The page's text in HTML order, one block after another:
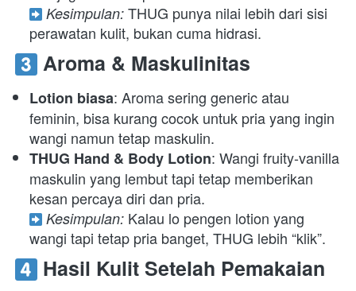
Kesimpulan: THUG punya nilai lebih dari sisi
perawatan kulit, bukan cuma hidrasi.
Aroma & Maskulinitas
Lotion biasa: Aroma sering generic atau
feminin, bisa kurang cocok untuk pria yang ingin
wangi namun tetap maskulin.
THUG Hand & Body Lotion: Wangi fruity-vanilla
maskulin yang lembut tapi tetap memberikan
Kesimpulan: Kalau lo pengen lotion yang
wangi tapi tetap pria banget, THUG lebih “klik”.
Hasil Kulit Setelah Pemakaian